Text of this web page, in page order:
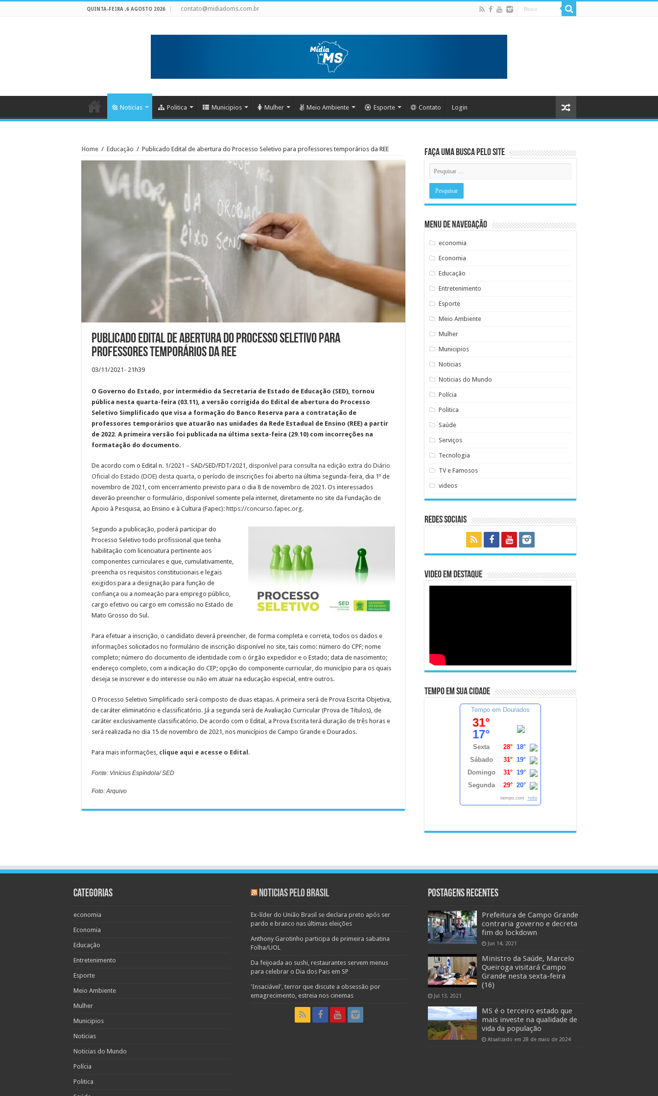
QUINTA-FEIRA ,6 AGOSTO 2026 contato@midiadoms.com.br
Noticias Politica Municipios Mulher Meio Ambiente Esporte Contato Login
Home / Educação / Publicado Edital de abertura do Processo Seletivo para professores temporários da REE
Publicado Edital de abertura do Processo Seletivo para
professores temporários da REE
03/11/2021- 21h39
O Governo do Estado, por intermédio da Secretaria de Estado de Educação (SED), tornou
pública nesta quarta-feira (03.11), a versão corrigida do Edital de abertura do Processo
Seletivo Simplificado que visa a formação do Banco Reserva para a contratação de
professores temporários que atuarão nas unidades da Rede Estadual de Ensino (REE) a partir
de 2022. A primeira versão foi publicada na última sexta-feira (29.10) com incorreções na
formatação do documento.
De acordo com o Edital n. 1/2021 – SAD/SED/FDT/2021, disponível para consulta na edição extra do Diário
Oficial do Estado (DOE) desta quarta, o período de inscrições foi aberto na última segunda-feira, dia 1º de
novembro de 2021, com encerramento previsto para o dia 8 de novembro de 2021. Os interessados
deverão preencher o formulário, disponível somente pela internet, diretamente no site da Fundação de
Apoio à Pesquisa, ao Ensino e à Cultura (Fapec): https://concurso.fapec.org.
Segundo a publicação, poderá participar do
Processo Seletivo todo profissional que tenha
habilitação com licenciatura pertinente aos
componentes curriculares e que, cumulativamente,
preencha os requisitos constitucionais e legais
exigidos para a designação para função de
confiança ou a nomeação para emprego público,
cargo efetivo ou cargo em comissão no Estado de
Mato Grosso do Sul.
Para efetuar a inscrição, o candidato deverá preencher, de forma completa e correta, todos os dados e
informações solicitados no formulário de inscrição disponível no site, tais como: número do CPF; nome
completo; número do documento de identidade com o órgão expedidor e o Estado; data de nascimento;
endereço completo, com a indicação do CEP; opção do componente curricular, do município para os quais
deseja se inscrever e do interesse ou não em atuar na educação especial, entre outros.
O Processo Seletivo Simplificado será composto de duas etapas. A primeira será de Prova Escrita Objetiva,
de caráter eliminatório e classificatório. Já a segunda será de Avaliação Curricular (Prova de Títulos), de
caráter exclusivamente classificatório. De acordo com o Edital, a Prova Escrita terá duração de três horas e
será realizada no dia 15 de novembro de 2021, nos municípios de Campo Grande e Dourados.
Para mais informações, clique aqui e acesse o Edital .
Fonte: Vinícius Espíndola/ SED
Foto: Arquivo
Faça uma busca pelo Site
Menu de Navegação
economia
Economia
Educação
Entretenimento
Esporte
Meio Ambiente
Mulher
Municipios
Noticias
Noticias do Mundo
Polícia
Politica
Saúde
Serviços
Tecnologia
TV e Famosos
videos
Redes Sociais
Video em Destaque
Tempo em sua cidade
Tempo em Dourados
31°
17°
Sexta 28° 18°
Sábado
31° 19°
Domingo
31° 19°
Segunda
29° 20°
tiempo.com +info
Categorias
economia
Economia
Educação
Entretenimento
Esporte
Meio Ambiente
Mulher
Municipios
Noticias
Noticias do Mundo
Polícia
Politica
Noticias pelo Brasil
Ex-líder do União Brasil se declara preto após ser
pardo e branco nas últimas eleições
Anthony Garotinho participa de primeira sabatina
Folha/UOL
Da feijoada ao sushi, restaurantes servem menus
para celebrar o Dia dos Pais em SP
'Insaciável', terror que discute a obsessão por
emagrecimento, estreia nos cinemas
Postagens Recentes
Prefeitura de Campo Grande
contraria governo e decreta
fim do lockdown
Jun 14, 2021
Ministro da Saúde, Marcelo
Queiroga visitará Campo
Grande nesta sexta-feira
(16)
Jul 13, 2021
MS é o terceiro estado que
mais investe na qualidade de
vida da população
Atualizado em 28 de maio de 2024